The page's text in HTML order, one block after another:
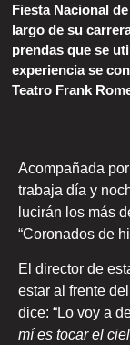
Fiesta Nacional
largo de su
prendas que se
experiencia se
Teatro Frank
Acompañada
trabaja día y
lucirán los más
“Coronados de
El director de
estar al frente
dice: “Lo voy a
mí es tocar el